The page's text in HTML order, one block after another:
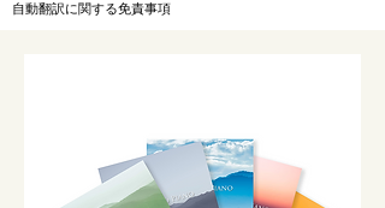
自動翻訳に関する免責事項